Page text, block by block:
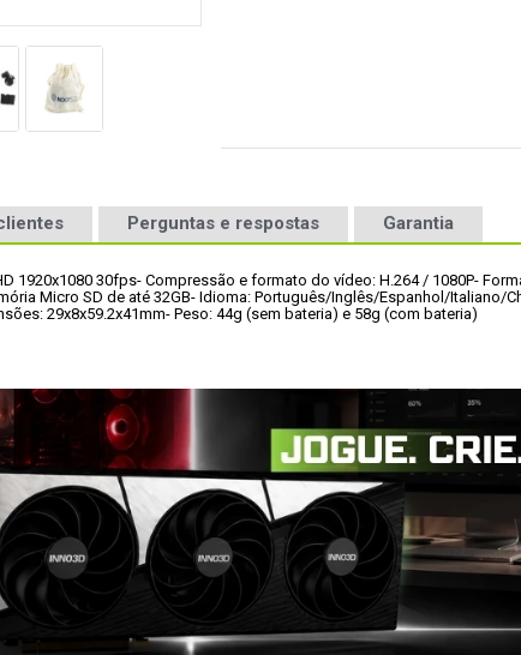
Perguntas e respostas Garantia
1920x1080 30fps- Compressão e formato do vídeo: H.264 / 1080P-
Micro SD de até 32GB- Idioma: Português/Inglês/Espanhol/Italiano/
29x8x59.2x41mm- Peso: 44g (sem bateria) e 58g (com bateria)